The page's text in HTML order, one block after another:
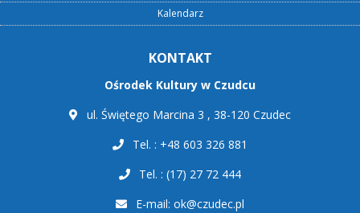
Kalendarz
KONTAKT
Ośrodek Kultury w Czudcu
ul. Świętego Marcina 3 , 38-120 Czudec
Tel. : +48 603 326 881
Tel. : (17) 27 72 444
E-mail: ok@czudec.pl